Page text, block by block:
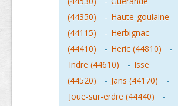
(44350)
- Haute-goulaine
(44115)
- Herbignac
(44410)
- Heric (44810)
-
Indre (44610)
- Isse
(44520)
- Jans (44170)
-
Joue-sur-erdre (44440)
-